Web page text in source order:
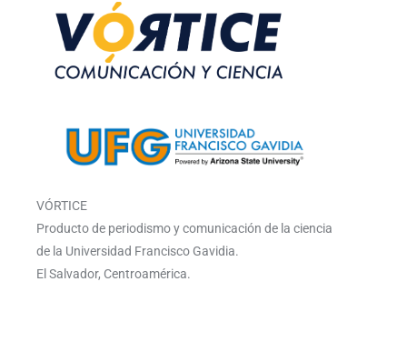
VÓRTICE
Producto de periodismo y comunicación de la ciencia
de la Universidad Francisco Gavidia.
El Salvador, Centroamérica.